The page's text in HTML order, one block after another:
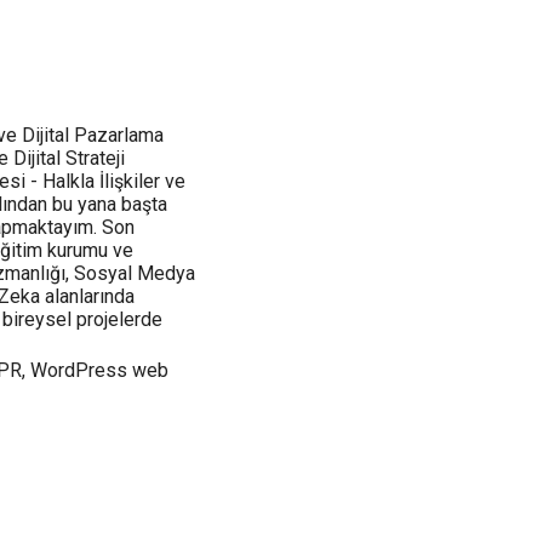
Dijital Pazarlama
Dijital Strateji
- Halkla İlişkiler ve
bu yana başta
Son
kurumu ve
Sosyal Medya
alanlarında
bireysel projelerde
WordPress web